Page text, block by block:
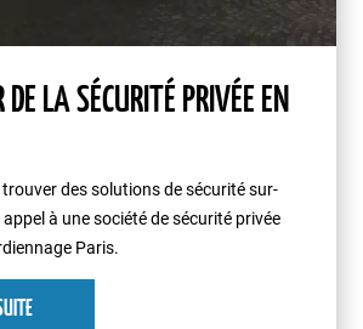
DE LA SÉCURITÉ PRIVÉE EN
des solutions de sécurité sur-
à une société de sécurité privée
Paris.